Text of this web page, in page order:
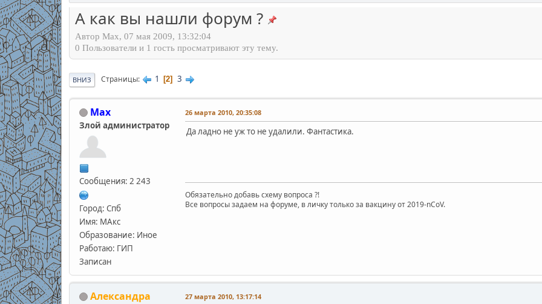
А как вы нашли форум ?
Автор Max, 07 мая 2009, 13:32:04
0 Пользователи и 1 гость просматривают эту тему.
ВНИЗ Страницы 1 2 3
Max
Злой администратор
Сообщения: 2 243
Город: Спб
Имя: МАкс
Образование: Иное
Работаю: ГИП
Записан
26 марта 2010, 20:35:08
Да ладно не уж то не удалили. Фантастика.
Обязательно добавь схему вопроса ?!
Все вопросы задаем на форуме, в личку только за вакцину от 2019-nCoV.
Александра 27 марта 2010, 13:17:14